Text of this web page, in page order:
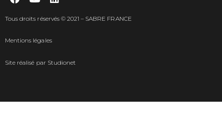
Tous droits réservés © 2021 – SABRE FRANCE
Mentions légales
Site réalisé par Studionet